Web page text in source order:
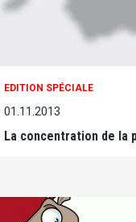
EDITION SPÉCIALE
01.11.2013
La concentration de la